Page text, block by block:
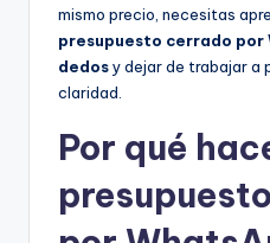
mismo precio, necesitas
presupuesto cerrado por
dedosy dejar de trabajar a
claridad.
Por qué